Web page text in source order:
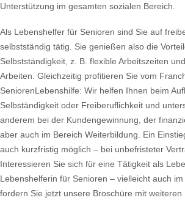
Unterstützung im gesamten sozialen Bereich.
Als Lebenshelfer für Senioren sind Sie auf
selbstständig tätig. Sie genießen also die
Selbstständigkeit, z. B. flexible Arbeitszeiten
Arbeiten. Gleichzeitig profitieren Sie vom
SeniorenLebenshilfe: Wir helfen Ihnen beim
Selbständigkeit oder Freiberuflichkeit und
anderem bei der Kundengewinnung, der
aber auch im Bereich Weiterbildung. Ein
auch kurzfristig möglich – bei unbefristeter
Interessieren Sie sich für eine Tätigkeit als
Lebenshelferin für Senioren – vielleicht auch
fordern Sie jetzt unsere Broschüre mit weiteren